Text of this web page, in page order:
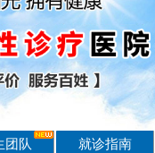
团队 就诊指南